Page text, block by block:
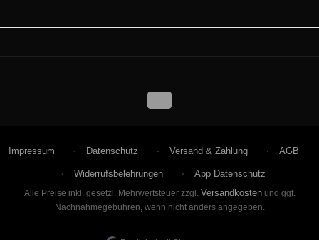
Impressum Datenschutz Versand & Zahlung AGB
Widerrufsbelehrungen App Datenschutz
Alle Preise inkl. gesetzl. Mehrwertsteuer zzgl. Versandkostenund ggf.
Nachnahmegebühren, wenn nicht anders angegeben.